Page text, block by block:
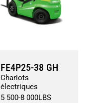
FE4P25-38 GH
Chariots
électriques
5 500-8 000LBS